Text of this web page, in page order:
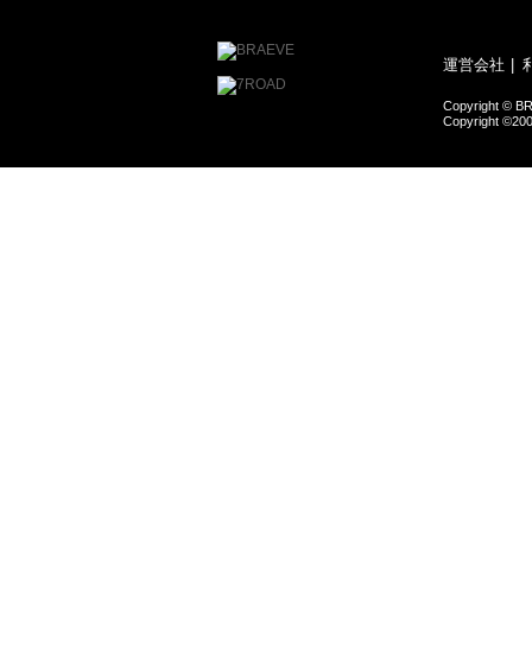
運営会社
Copyright ©
Copyright